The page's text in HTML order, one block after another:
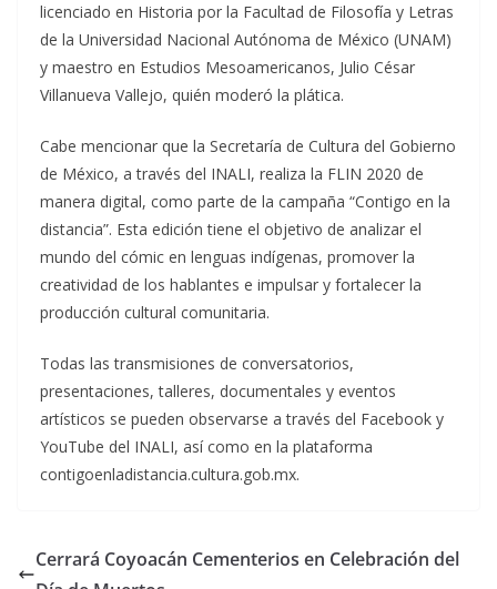
licenciado en Historia por la Facultad de Filosofía y Letras
de la Universidad Nacional Autónoma de México (UNAM)
y maestro en Estudios Mesoamericanos, Julio César
Villanueva Vallejo, quién moderó la plática.
Cabe mencionar que la Secretaría de Cultura del Gobierno
de México, a través del INALI, realiza la FLIN 2020 de
manera digital, como parte de la campaña “Contigo en la
distancia”. Esta edición tiene el objetivo de analizar el
mundo del cómic en lenguas indígenas, promover la
creatividad de los hablantes e impulsar y fortalecer la
producción cultural comunitaria.
Todas las transmisiones de conversatorios,
presentaciones, talleres, documentales y eventos
artísticos se pueden observarse a través del Facebook y
YouTube del INALI, así como en la plataforma
contigoenladistancia.cultura.gob.mx.
Cerrará Coyoacán Cementerios en Celebración del